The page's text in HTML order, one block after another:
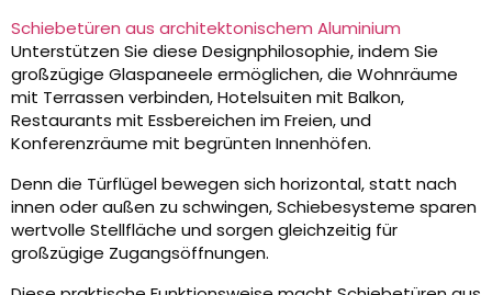
Schiebetüren aus architektonischem Aluminium
Unterstützen Sie diese Designphilosophie, indem Sie
großzügige Glaspaneele ermöglichen, die Wohnräume
mit Terrassen verbinden, Hotelsuiten mit Balkon,
Restaurants mit Essbereichen im Freien, und
Konferenzräume mit begrünten Innenhöfen.
Denn die Türflügel bewegen sich horizontal, statt nach
innen oder außen zu schwingen, Schiebesysteme sparen
wertvolle Stellfläche und sorgen gleichzeitig für
großzügige Zugangsöffnungen.